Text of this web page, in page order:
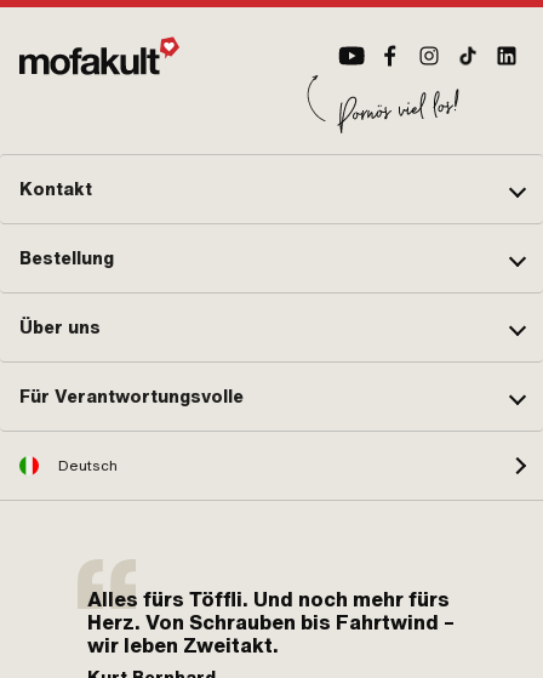
Kontakt
Bestellung
Über uns
Für Verantwortungsvolle
Deutsch
Alles fürs Töffli. Und noch mehr fürs
Herz. Von Schrauben bis Fahrtwind –
wir leben Zweitakt.